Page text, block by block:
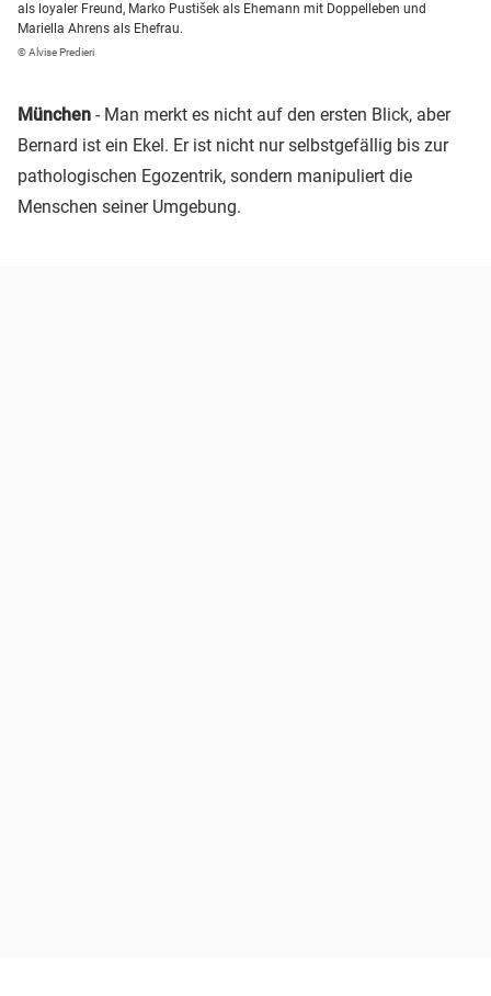
als loyaler Freund, Marko Pustišek als Ehemann mit Doppelleben und
Mariella Ahrens als Ehefrau.
© Alvise Predieri
München - Man merkt es nicht auf den ersten Blick, aber
Bernard ist ein Ekel. Er ist nicht nur selbstgefällig bis zur
pathologischen Egozentrik, sondern manipuliert die
Menschen seiner Umgebung.